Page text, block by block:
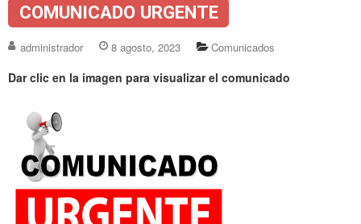
COMUNICADO URGENTE
administrador 8 agosto, 2023 Comunicados
Dar clic en la imagen para visualizar el comunicado